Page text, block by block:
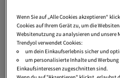
Wenn Sie auf „Alle Cookies akzeptieren“
Cookies auf Ihrem Gerät zu, um die
Websitenutzung zu analysieren und
Trendyol verwendet Cookies:
um dein Einkaufserlebnis sicher und
um personalisierte Inhalte und
Einkaufsinteressen zugeschnitten sind.